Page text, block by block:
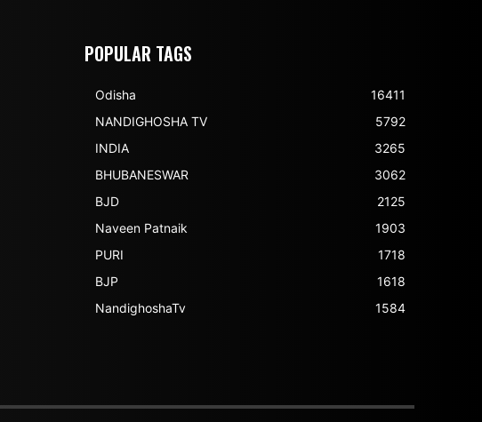
POPULAR TAGS
Odisha
16411
NANDIGHOSHA TV
5792
INDIA
3265
BHUBANESWAR
3062
BJD
2125
Naveen Patnaik
1903
PURI
1718
BJP
1618
NandighoshaTv
1584